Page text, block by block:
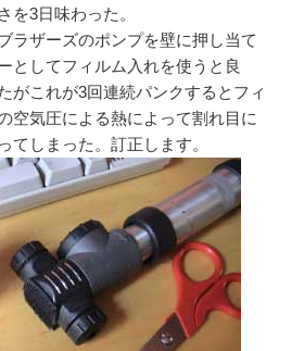
を3日味わった。
ラザーズのポンプを壁に押し当て
としてフィルム入れを使うと良
がこれが3回連続パンクするとフィ
空気圧による熱によって割れ目に
てしまった。訂正します。